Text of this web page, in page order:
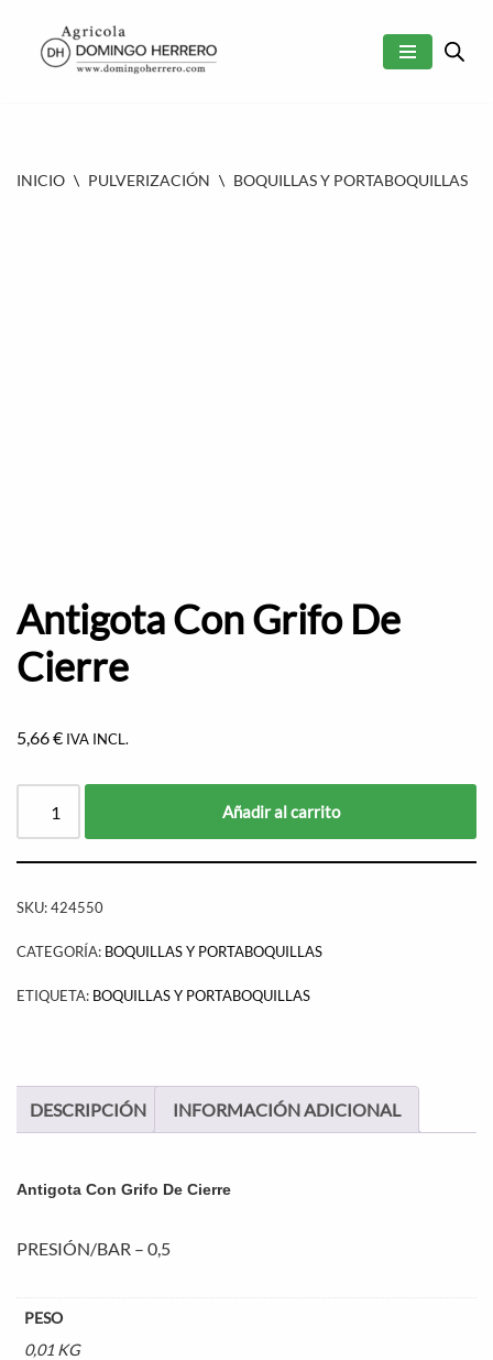
SALTAR
INICIO \ PULVERIZACIÓN \ BOQUILLAS Y PORTABOQUILLAS
Antigota Con Grifo De
Cierre
5,66€ IVA INCL.
Añadir al carrito
SKU:424550
CATEGORÍA: BOQUILLAS Y PORTABOQUILLAS
ETIQUETA: BOQUILLAS Y PORTABOQUILLAS
DESCRIPCIÓN INFORMACIÓN ADICIONAL
Antigota Con Grifo De Cierre
PRESIÓN/BAR – 0,5
PESO
0,01 KG